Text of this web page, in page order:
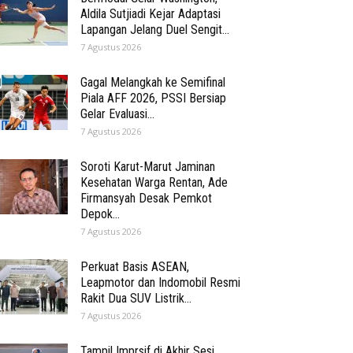
Aldila Sutjiadi Kejar Adaptasi
Lapangan Jelang Duel Sengit...
7 Agustus 2026
Gagal Melangkah ke Semifinal
Piala AFF 2026, PSSI Bersiap
Gelar Evaluasi...
7 Agustus 2026
Soroti Karut-Marut Jaminan
Kesehatan Warga Rentan, Ade
Firmansyah Desak Pemkot
Depok...
7 Agustus 2026
Perkuat Basis ASEAN,
Leapmotor dan Indomobil Resmi
Rakit Dua SUV Listrik...
7 Agustus 2026